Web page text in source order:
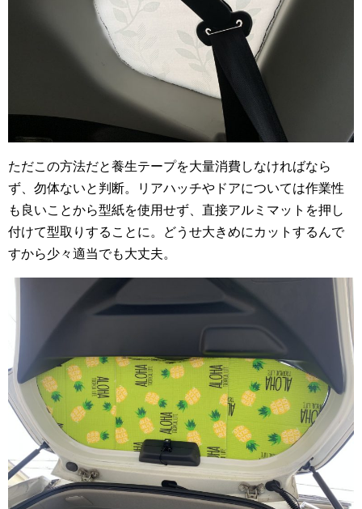
ただこの方法だと養生テープを大量消費しなければなら
ず、勿体ないと判断。リアハッチやドアについては作業性
も良いことから型紙を使用せず、直接アルミマットを押し
付けて型取りすることに。どうせ大きめにカットするんで
すから少々適当でも大丈夫。